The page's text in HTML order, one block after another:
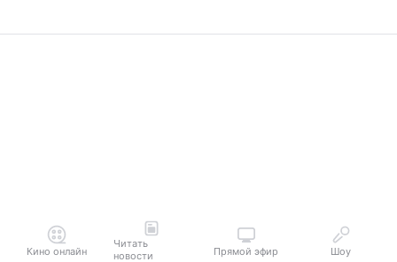
Кино онлайн
Читать
новости
Прямой эфир Шоу